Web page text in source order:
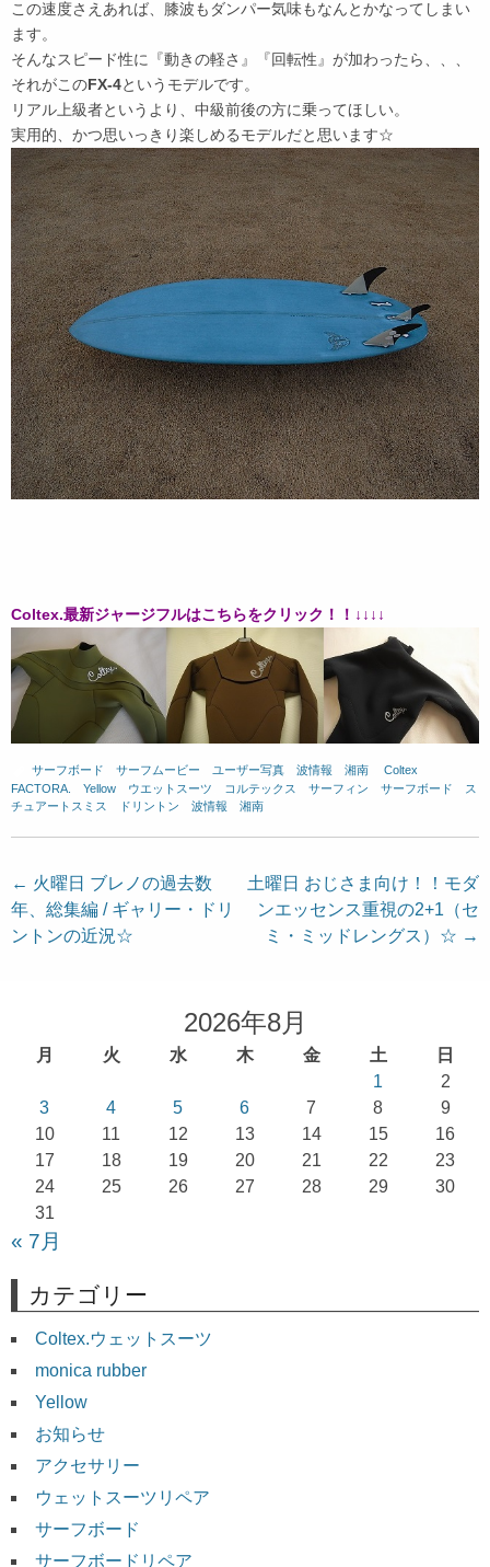
この速度さえあれば、膝波もダンパー気味もなんとかなってしまい
ます。
そんなスピード性に『動きの軽さ』『回転性』が加わったら、、、
それがこのFX-4というモデルです。
リアル上級者というより、中級前後の方に乗ってほしい。
実用的、かつ思いっきり楽しめるモデルだと思います☆
Coltex.最新ジャージフルはこちらをクリック！！↓↓↓↓
サーフボード サーフムービー ユーザー写真 波情報 湘南 Coltex
FACTORA.
Yellow ウエットスーツ コルテックス サーフィン サーフボード
ス
チュアートスミス
ドリントン 波情報 湘南
投
稿
ナ
← 火曜日 ブレノの過去数
年、総集編 / ギャリー・ドリ
ントンの近況☆
土曜日 おじさま向け！！モダ
ンエッセンス重視の2+1（セ
ミ・ミッドレングス）☆ →
2026年8月
月 火 水 木 金 土
日
1
2
3
4 5 6 7 8
9
10
11 12 13 14 15
16
17
18 19 20 21 22
23
24
25 26 27 28 29
30
31
« 7月
カテゴリー
Coltex.ウェットスーツ
monica rubber
Yellow
お知らせ
アクセサリー
ウェットスーツリペア
サーフボード
サーフボードリペア